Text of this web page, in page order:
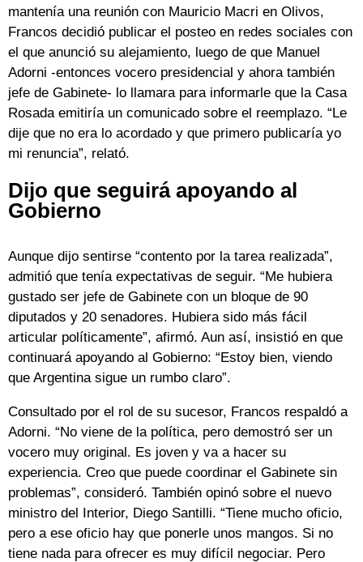
mantenía una reunión con Mauricio Macri en Olivos,
Francos decidió publicar el posteo en redes sociales con
el que anunció su alejamiento, luego de que Manuel
Adorni -entonces vocero presidencial y ahora también
jefe de Gabinete- lo llamara para informarle que la Casa
Rosada emitiría un comunicado sobre el reemplazo. “Le
dije que no era lo acordado y que primero publicaría yo
mi renuncia”, relató.
Dijo que seguirá apoyando al
Gobierno
Aunque dijo sentirse “contento por la tarea realizada”,
admitió que tenía expectativas de seguir. “Me hubiera
gustado ser jefe de Gabinete con un bloque de 90
diputados y 20 senadores. Hubiera sido más fácil
articular políticamente”, afirmó. Aun así, insistió en que
continuará apoyando al Gobierno: “Estoy bien, viendo
que Argentina sigue un rumbo claro”.
Consultado por el rol de su sucesor, Francos respaldó a
Adorni. “No viene de la política, pero demostró ser un
vocero muy original. Es joven y va a hacer su
experiencia. Creo que puede coordinar el Gabinete sin
problemas”, consideró. También opinó sobre el nuevo
ministro del Interior, Diego Santilli. “Tiene mucho oficio,
pero a ese oficio hay que ponerle unos mangos. Si no
tiene nada para ofrecer es muy difícil negociar. Pero